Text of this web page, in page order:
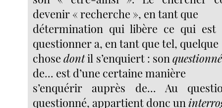
devenir « recherche », en tant que
détermination qui libère ce qui est
questionner a, en tant que tel, quelque
chosedontil s’enquiert : son questionné
de... est d’une certaine manière
s’enquérir auprès de... Au
questionné, appartient donc un